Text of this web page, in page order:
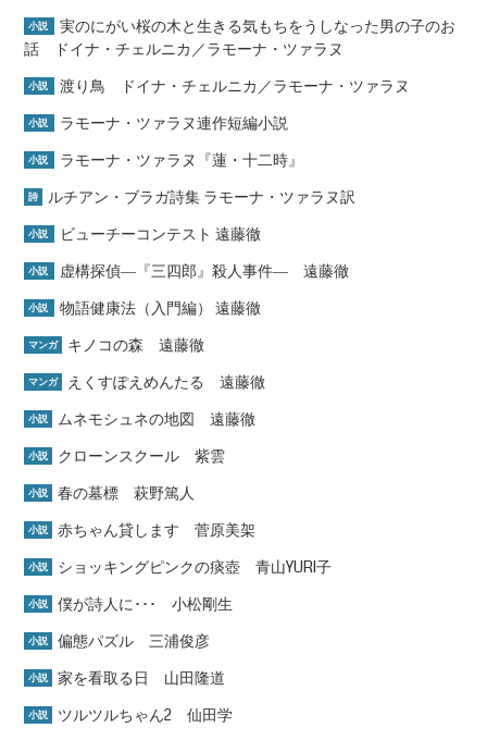
小説
実のにがい桜の木と生きる気もちをうしなった男の子のお
話 ドイナ・チェルニカ／ラモーナ・ツァラヌ
小説 渡り鳥 ドイナ・チェルニカ／ラモーナ・ツァラヌ
小説 ラモーナ・ツァラヌ連作短編小説
小説 ラモーナ・ツァラヌ『蓮・十二時』
詩 ルチアン・ブラガ詩集 ラモーナ・ツァラヌ訳
小説 ビューチーコンテスト 遠藤徹
小説 虚構探偵―『三四郎』殺人事件― 遠藤徹
小説 物語健康法（入門編） 遠藤徹
マンガ キノコの森 遠藤徹
マンガ えくすぽえめんたる 遠藤徹
小説 ムネモシュネの地図 遠藤徹
小説 クローンスクール 紫雲
小説 春の墓標 萩野篤人
小説 赤ちゃん貸します 菅原美架
小説 ショッキングピンクの痰壺 青山YURI子
小説 僕が詩人に･･･ 小松剛生
小説 偏態パズル 三浦俊彦
小説 家を看取る日 山田隆道
小説 ツルツルちゃん2 仙田学